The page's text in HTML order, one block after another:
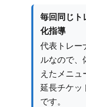
毎回同じト
化指導
代表トレー
ルなので、
えたメニュ
延長チケッ
です。